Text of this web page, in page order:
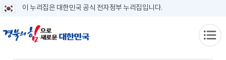
이 누리집은 대한민국 공식 전자정부 누리집입니다.